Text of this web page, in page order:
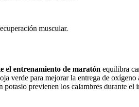
muscular.
el entrenamiento de maratón equilibra
verde para mejorar la entrega de
previenen los calambres durante el